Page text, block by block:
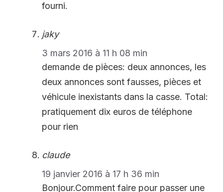
fourni.
jaky
3 mars 2016 à 11 h 08 min
demande de pièces: deux annonces, les
deux annonces sont fausses, pièces et
véhicule inexistants dans la casse. Total:
pratiquement dix euros de téléphone
pour rien
claude
19 janvier 2016 à 17 h 36 min
Bonjour.Comment faire pour passer une